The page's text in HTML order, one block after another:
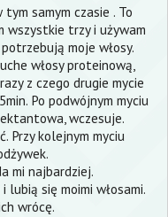
samym czasie . To
wszystkie trzy i używam
moje włosy.
włosy proteinową,
z czego drugie mycie
Po podwójnym myciu
wczesuje.
Przy kolejnym myciu
mi najbardziej.
lubią się moimi włosami.
wrócę.